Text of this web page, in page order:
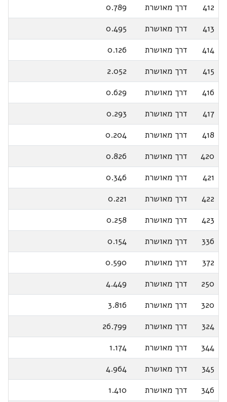
412
דרך מאושרת
0.789
413
דרך מאושרת
0.495
414
דרך מאושרת
0.126
415
דרך מאושרת
2.052
416
דרך מאושרת
0.629
417
דרך מאושרת
0.293
418
דרך מאושרת
0.204
420
דרך מאושרת
0.826
421
דרך מאושרת
0.346
422
דרך מאושרת
0.221
423
דרך מאושרת
0.258
336
דרך מאושרת
0.154
372
דרך מאושרת
0.590
250
דרך מאושרת
4.449
320
דרך מאושרת
3.816
324
דרך מאושרת
26.799
344
דרך מאושרת
1.174
345
דרך מאושרת
4.964
346
דרך מאושרת
1.410